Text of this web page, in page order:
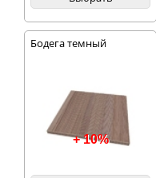
Бодега темный
+ 10%